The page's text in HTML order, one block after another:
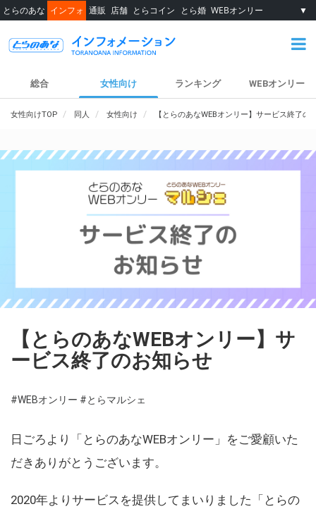
とらのあな インフォ 通販 店舗 とらコイン とら婚 WEBオンリー ▼
総合 女性向け ランキング WEBオンリー
女性向けTOP 同人 女性向け 【とらのあなWEBオンリー】サービス終了の
【とらのあなWEBオンリー】サ
ービス終了のお知らせ
#WEBオンリー #とらマルシェ
日ごろより「とらのあなWEBオンリー」をご愛顧いた
だきありがとうございます。
2020年よりサービスを提供してまいりました「とらの